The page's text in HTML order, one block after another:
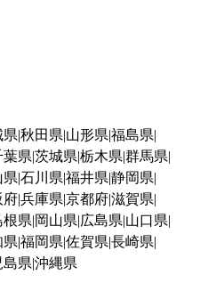
県 秋田県 山形県 福島県
葉県 茨城県 栃木県 群馬県
県 石川県 福井県 静岡県
府兵庫県 京都府滋賀県
根県 岡山県 広島県 山口県
県 福岡県 佐賀県 長崎県
島県 沖縄県